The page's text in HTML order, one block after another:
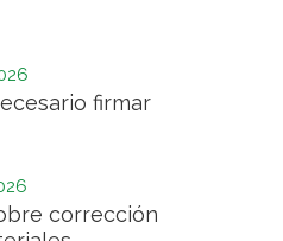
firmar
corrección